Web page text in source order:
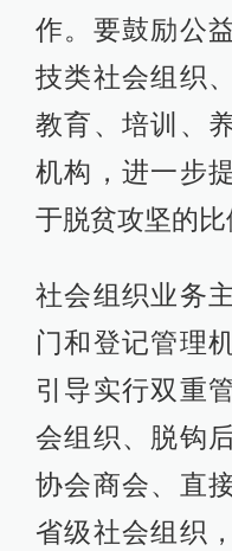
作。要鼓励公
技类社会组织
教育、培训、
机构，进一步
于脱贫攻坚的比
社会组织业务
门和登记管理
引导实行双重
会组织、脱钩
协会商会、直
省级社会组织